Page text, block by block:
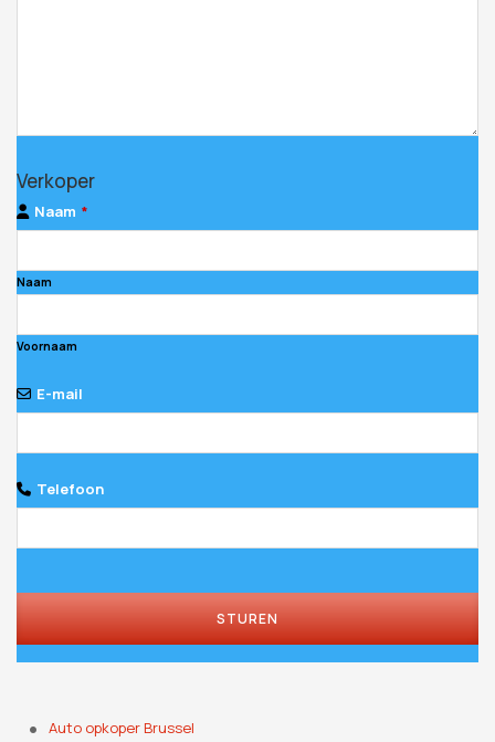
Contact
Email *
Verkoper
Naam *
Naam
Voornaam
E-mail
Telefoon
STUREN
Auto opkoper Brussel